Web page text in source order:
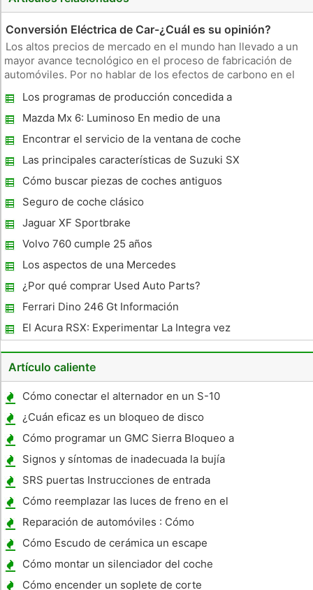
Conversión Eléctrica de Car-¿Cuál es su opinión?
Los altos precios de mercado en el mundo han llevado a un
mayor avance tecnológico en el proceso de fabricación de
automóviles. Por no hablar de los efectos de carbono en el
mundiales para declarar la lucha contra el calentamiento
global. Co
Los programas de producción concedida a
Cts Automotive Productos
Mazda Mx 6: Luminoso En medio de una
nueva tendencia
Encontrar el servicio de la ventana de coche
de la más alta calidad
Las principales características de Suzuki SX
4
Cómo buscar piezas de coches antiguos
Seguro de coche clásico
Jaguar XF Sportbrake
Volvo 760 cumple 25 años
Los aspectos de una Mercedes
¿Por qué comprar Used Auto Parts?
Ferrari Dino 246 Gt Información
El Acura RSX: Experimentar La Integra vez
más
Artículo caliente
Cómo conectar el alternador en un S-10
¿Cuán eficaz es un bloqueo de disco
motocicleta?
Cómo programar un GMC Sierra Bloqueo a
distancia 2006
Signos y síntomas de inadecuada la bujía
SRS puertas Instrucciones de entrada
Cómo reemplazar las luces de freno en el
1998 Isuzu Amigo
Reparación de automóviles : Cómo
solucionar problemas de las señales de giro
Cómo Escudo de cerámica un escape
Cómo montar un silenciador del coche
Cómo encender un soplete de corte